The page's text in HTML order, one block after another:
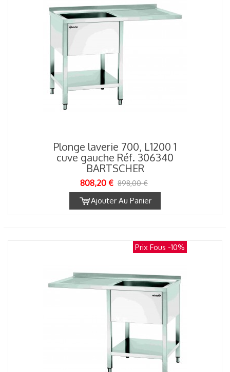
Plonge laverie 700, L1200 1
cuve gauche Réf. 306340
BARTSCHER
808,20 € 898,00 €
Ajouter Au Panier
Prix Fous -10%